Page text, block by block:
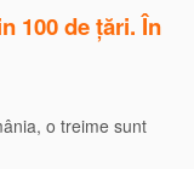
100 de țări. În
o treime sunt